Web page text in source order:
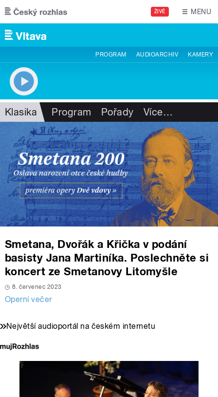
Přejít k hlavnímu obsahu
ŽIVĚ MENU
PROGRAM AUDIOARCHIV KAMERY
Klasika Program Pořady Více…
Smetana, Dvořák a Křička v podání
basisty Jana Martiníka. Poslechněte si
koncert ze Smetanovy Litomyšle
8. červenec 2023
Operní večer
Největší audioportál na českém internetu